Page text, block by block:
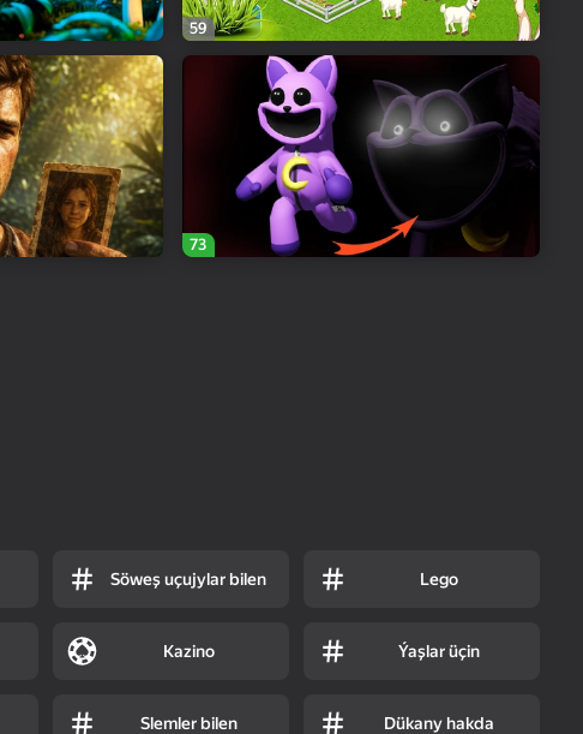
59
73
Söweş uçujylar bilen Lego
Kazino Ýaşlar üçin
Slemler bilen Dükany hakda